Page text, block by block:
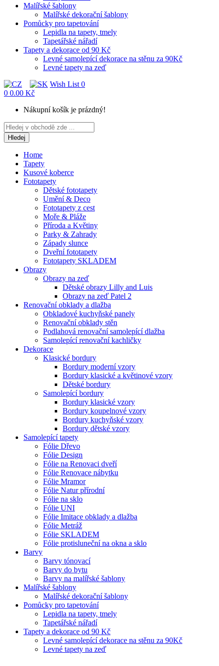
Malířské šablony
Malířské dekorační šablony
Pomůcky pro tapetování
Lepidla na tapety, tmely
Tapetářské nářadí
Tapety a dekorace od 90 Kč
Levné samolepící dekorace na stěnu za 90Kč
Levné tapety na zeď
Wish List 0
0 0.00 Kč
Nákupní košík je prázdný!
Hledej
Home
Tapety
Kusové koberce
Fototapety
Dětské fototapety
Umění & Deco
Fototapety z cest
Moře & Pláže
Příroda a Květiny
Parky & Zahrady
Západy slunce
Dveřní fototapety
Fototapety SKLADEM
Obrazy
Obrazy na zeď
Dětské obrazy Lilly and Luis
Obrazy na zeď Patel 2
Renovační obklady a dlažba
Obkladové kuchyňské panely
Renovační obklady stěn
Podlahová renovační samolepící dlažba
Samolepící renovační kachličky
Dekorace
Klasické bordury
Bordury moderní vzory
Bordury klasické a květinové vzory
Dětské bordury
Samolepící bordury
Bordury klasické vzory
Bordury koupelnové vzory
Bordury kuchyňské vzory
Bordury dětské vzory
Samolepící tapety
Fólie Dřevo
Fólie Design
Fólie na Renovaci dveří
Fólie Renovace nábytku
Fólie Mramor
Fólie Natur přírodní
Fólie na sklo
Fólie UNI
Fólie Imitace obklady a dlažba
Fólie Metráž
Fólie SKLADEM
Fólie protisluneční na okna a sklo
Barvy
Barvy tónovací
Barvy do bytu
Barvy na malířské šablony
Malířské šablony
Malířské dekorační šablony
Pomůcky pro tapetování
Lepidla na tapety, tmely
Tapetářské nářadí
Tapety a dekorace od 90 Kč
Levné samolepící dekorace na stěnu za 90Kč
Levné tapety na zeď